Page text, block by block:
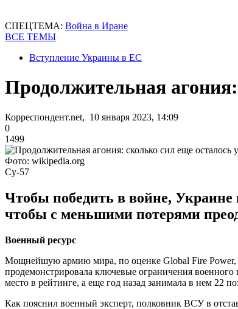
СПЕЦТЕМА: Война в Иране
ВСЕ ТЕМЫ
Вступление Украины в ЕС
Продолжительная
Корреспондент.net, 10 января 2023, 14:09
0
1499
Фото: wikipedia.org
Су-57
Чтобы победить в войне, Украине
чтобы с меньшими потерями
Военный ресурс
Мощнейшую армию мира, по оценке Global Fire Power,
продемонстрировала ключевые ограничения
место в рейтинге, а еще год назад занимала в нем 22
Как пояснил военный эксперт, полковник ВСУ в